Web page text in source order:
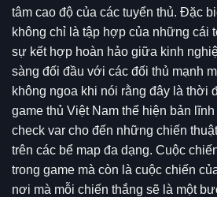
tâm cao độ của các tuyển thủ. Đặc
không chỉ là tập hợp của những cái
sự kết hợp hoàn hảo giữa kinh
sàng đối đầu với các đối thủ mạnh
không ngoa khi nói rằng đây là thời
game thủ Việt Nam thể hiện bản
check var cho đến những chiến
trên các bể map đa dạng. Cuộc
trong game mà còn là cuộc chiến
nơi mà mỗi chiến thắng sẽ là một